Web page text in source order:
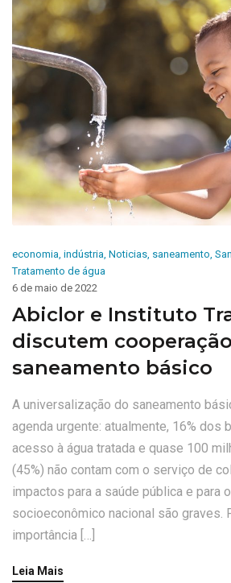
economia, indústria, Noticias, saneamento,
Tratamento de água
6 de maio de 2022
Abiclor e Instituto
discutem
saneamento básico
A universalização do saneamento
agenda urgente: atualmente, 16% dos
acesso à água tratada e quase 100
(45%) não contam com o serviço de
impactos para a saúde pública e para
socioeconômico nacional são graves.
importância […]
Leia Mais